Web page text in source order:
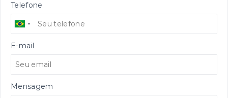
Telefone
E-mail
Mensagem